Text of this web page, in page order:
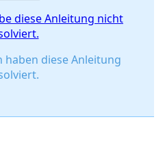
diese Anleitung nicht
haben diese Anleitung